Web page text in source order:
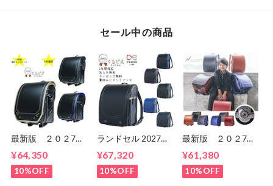
セール中の商品
最新版 ２０２7
量 超ピカ スピー
ドライン ランドセ
ル 男の子
¥64,350
10%OFF
ランドセル 2027年
ンク くるピタラン
ドセル 1kh8680k
¥67,320
10%OFF
最新版 ２０２7
タ 超ピカ レイン
ボースパーク 1KR
6620C 男の子 マ
¥61,380
10%OFF